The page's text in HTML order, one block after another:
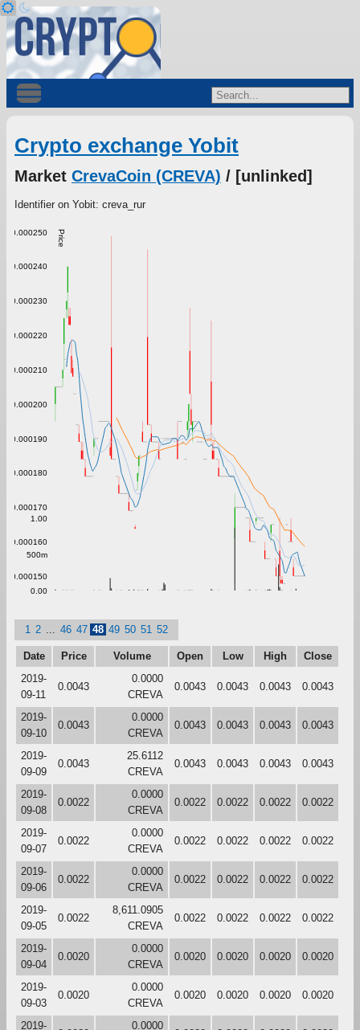
Crypto exchange Yobit
Market CrevaCoin (CREVA) / [unlinked]
Identifier on Yobit: creva_rur
Price
0.000150
0.000160
0.000170
0.000180
0.000190
0.000200
0.000210
0.000220
0.000230
0.000240
0.000250
0.00
500m
1.00
1 2 46 47 48 49 50 51 52
Date Price Volume Open Low High
Close
2019-
09-11
0.0043
0.0000
CREVA
0.0043 0.0043 0.0043 0.0043
2019-
09-10
0.0043
0.0000
CREVA
0.0043 0.0043 0.0043 0.0043
2019-
09-09
0.0043
25.6112
CREVA
0.0043 0.0043 0.0043 0.0043
2019-
09-08
0.0022
0.0000
CREVA
0.0022 0.0022 0.0022 0.0022
2019-
09-07
0.0022
0.0000
CREVA
0.0022 0.0022 0.0022 0.0022
2019-
09-06
0.0022
0.0000
CREVA
0.0022 0.0022 0.0022 0.0022
2019-
09-05
0.0022
8,611.0905
CREVA
0.0022 0.0022 0.0022 0.0022
2019-
09-04
0.0020
0.0000
CREVA
0.0020 0.0020 0.0020 0.0020
2019-
09-03
0.0020
0.0000
CREVA
0.0020 0.0020 0.0020 0.0020
2019-
0.0000